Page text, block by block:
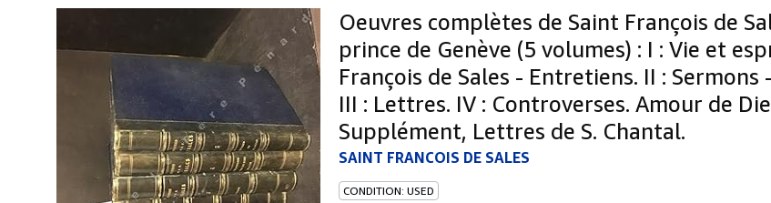
Oeuvres complètes de Saint François de
prince de Genève (5 volumes) : I : Vie et
François de Sales - Entretiens. II : Sermons
III : Lettres. IV : Controverses. Amour de
Supplément, Lettres de S. Chantal.
SAINT FRANCOIS DE SALES
CONDITION: USED